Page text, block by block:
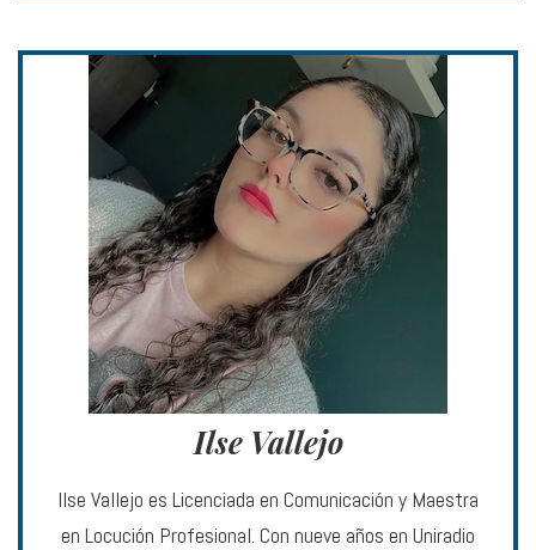
Ilse Vallejo
Ilse Vallejo es Licenciada en Comunicación y Maestra
en Locución Profesional. Con nueve años en Uniradio